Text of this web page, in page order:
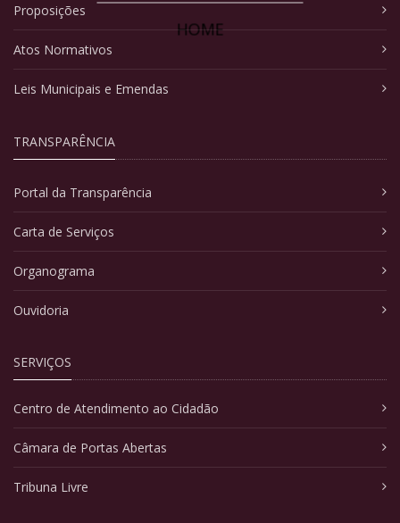
HOME
Proposições
Atos Normativos
Leis Municipais e Emendas
TRANSPARÊNCIA
Portal da Transparência
Carta de Serviços
Organograma
Ouvidoria
SERVIÇOS
Centro de Atendimento ao Cidadão
Câmara de Portas Abertas
Tribuna Livre